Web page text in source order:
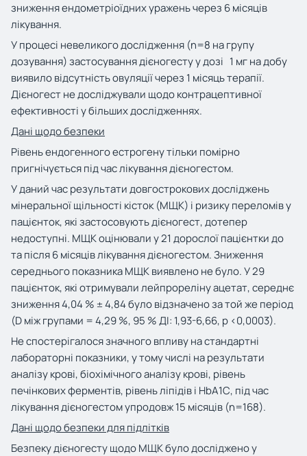
зниження ендометріоїдних уражень через 6 місяців
лікування.
У процесі невеликого дослідження (n=8 на групу
дозування) застосування дієногесту у дозі 1 мг на добу
виявило відсутність овуляції через 1 місяць терапії.
Дієногест не досліджували щодо контрацептивної
ефективності у більших дослідженнях.
Дані щодо безпеки
Рівень ендогенного естрогену тільки помірно
пригнічується під час лікування дієногестом.
У даний час результати довгострокових досліджень
мінеральної щільності кісток (МЩК) і ризику переломів у
пацієнток, які застосовують дієногест, дотепер
недоступні. МЩК оцінювали у 21 дорослої пацієнтки до
та після 6 місяців лікування дієногестом. Зниження
середнього показника МЩК виявлено не було. У 29
пацієнток, які отримували лейпрореліну ацетат, середнє
зниження 4,04 % ± 4,84 було відзначено за той же період
(D між групами = 4,29 %, 95 % ДІ: 1,93-6,66, р <0,0003).
Не спостерігалося значного впливу на стандартні
лабораторні показники, у тому числі на результати
аналізу крові, біохімічного аналізу крові, рівень
печінкових ферментів, рівень ліпідів і HbA1С, під час
лікування дієногестом упродовж 15 місяців (n=168).
Дані щодо безпеки для підлітків
Безпеку дієногесту щодо МЩК було досліджено у